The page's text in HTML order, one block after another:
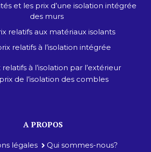
et les prix d’une isolation intégrée
des murs
relatifs aux matériaux isolants
relatifs à l’isolation intégrée
relatifs à l’isolation par l’extérieur
de l’isolation des combles
A PROPOS
légales Qui sommes-nous?